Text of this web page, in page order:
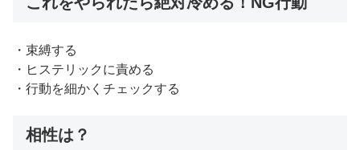
・束縛する
・ヒステリックに責める
・行動を細かくチェックする
相性は？